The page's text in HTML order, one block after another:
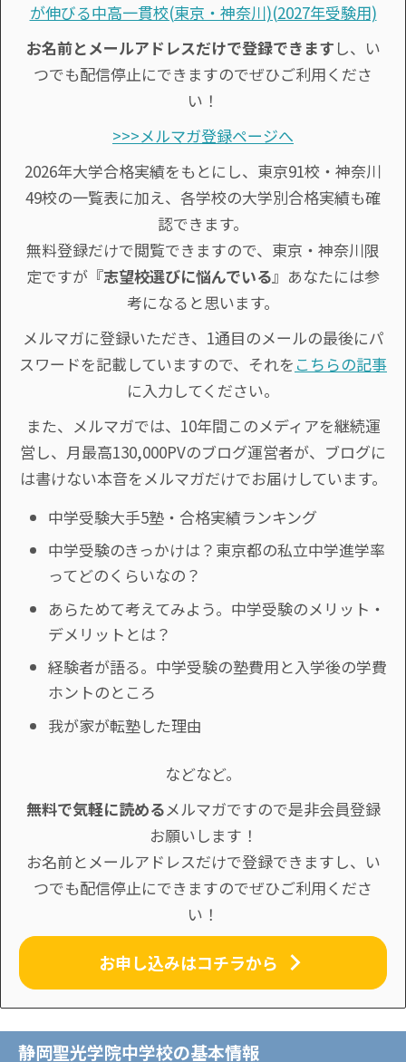
が伸びる中高一貫校(東京・神奈川)(2027年受験用)
お名前とメールアドレスだけで登録できます し、い
つでも配信停止にできますのでぜひご利用くださ
い！
>>>メルマガ登録ページへ
2026年大学合格実績をもとにし、東京91校・神奈川
49校の一覧表に加え、各学校の大学別合格実績も確
認できます。
無料登録だけで閲覧できますので、東京・神奈川限
定ですが『志望校選びに悩んでいる』あなたには参
考になると思います。
メルマガに登録いただき、1通目のメールの最後にパ
スワードを記載していますので、それを こちらの記事
に入力してください。
また、メルマガでは、10年間このメディアを継続運
営し、月最高130,000PVのブログ運営者が、ブログに
は書けない本音をメルマガだけでお届けしています。
中学受験大手5塾・合格実績ランキング
中学受験のきっかけは？東京都の私立中学進学率
ってどのくらいなの？
あらためて考えてみよう。中学受験のメリット・
デメリットとは？
経験者が語る。中学受験の塾費用と入学後の学費
ホントのところ
我が家が転塾した理由
などなど。
無料で気軽に読めるメルマガですので是非会員登録
お願いします！
お名前とメールアドレスだけで登録できますし、い
つでも配信停止にできますのでぜひご利用くださ
い！
お申し込みはコチラから
静岡聖光学院中学校の基本情報